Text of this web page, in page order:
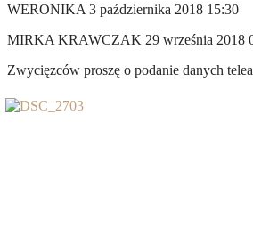
WERONIKA 3 października 2018 15:30
MIRKA KRAWCZAK 29 września 2018
Zwycięzców proszę o podanie danych